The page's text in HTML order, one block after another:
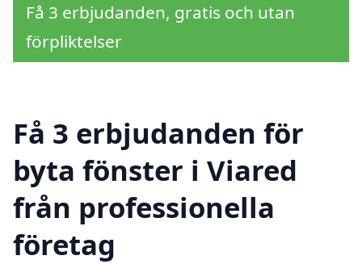
Få 3 erbjudanden, gratis och utan
förpliktelser
Få 3 erbjudanden för
byta fönster i Viared
från professionella
företag